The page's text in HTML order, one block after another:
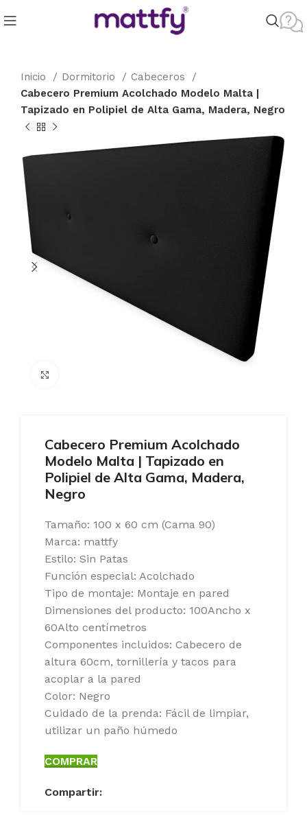
Inicio Dormitorio
Cabeceros
Cabecero Premium Acolchado Modelo Malta |
Tapizado en Polipiel de Alta Gama, Madera, Negro
Cabecero Premium Acolchado
Modelo Malta | Tapizado en
Polipiel de Alta Gama, Madera,
Negro
Tamaño: 100 x 60 cm (Cama 90)
Marca: mattfy
Estilo: Sin Patas
Función especial: Acolchado
Tipo de montaje: Montaje en pared
Dimensiones del producto: 100Ancho x
60Alto centímetros
Componentes incluidos: Cabecero de
altura 60cm, tornillería y tacos para
acoplar a la pared
Color: Negro
Cuidado de la prenda: Fácil de limpiar,
utilizar un paño húmedo
COMPRAR
Compartir: